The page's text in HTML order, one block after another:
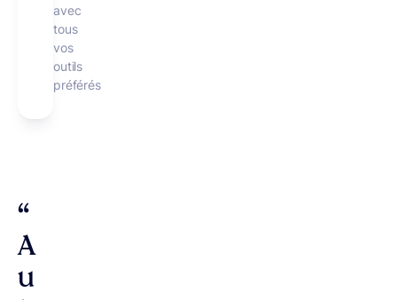
avec
tous
vos
outils
préférés
“
A
u